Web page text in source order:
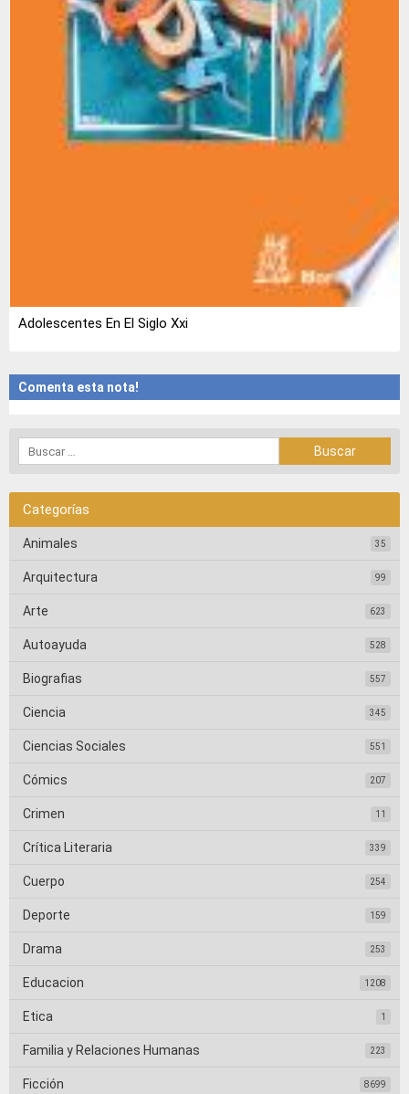
Adolescentes En El Siglo Xxi
Comenta esta nota!
Categorías
Animales 35
Arquitectura 99
Arte 623
Autoayuda 528
Biografias 557
Ciencia 345
Ciencias Sociales 551
Cómics 207
Crimen 11
Crítica Literaria 339
Cuerpo 254
Deporte 159
Drama 253
Educacion 1208
Etica 1
Familia y Relaciones Humanas 223
Ficción 8699